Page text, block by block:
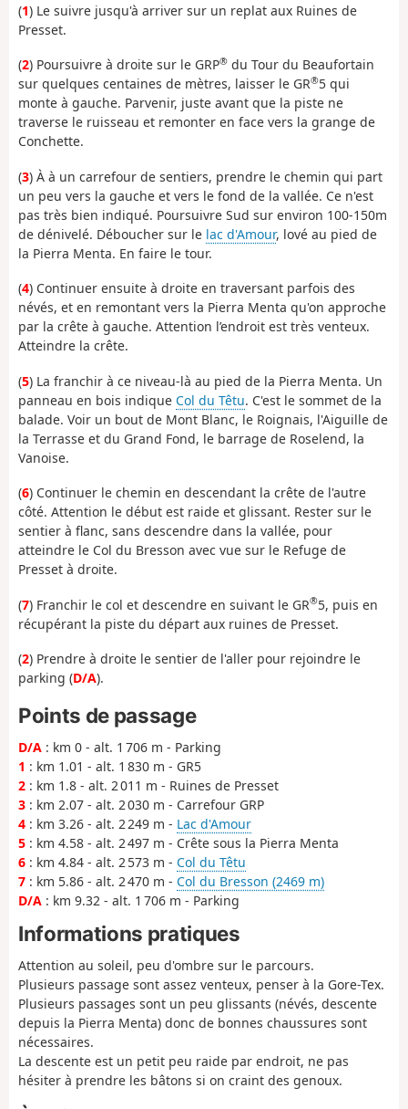
(1) Le suivre jusqu'à arriver sur un replat aux Ruines de
Presset.
(2) Poursuivre à droite sur le GRP® du Tour du Beaufortain
sur quelques centaines de mètres, laisser le GR®5 qui
monte à gauche. Parvenir, juste avant que la piste ne
traverse le ruisseau et remonter en face vers la grange de
Conchette.
(3) À à un carrefour de sentiers, prendre le chemin qui part
un peu vers la gauche et vers le fond de la vallée. Ce n'est
pas très bien indiqué. Poursuivre Sud sur environ 100-150m
de dénivelé. Déboucher sur le lac d'Amour, lové au pied de
la Pierra Menta. En faire le tour.
(4) Continuer ensuite à droite en traversant parfois des
névés, et en remontant vers la Pierra Menta qu'on approche
par la crête à gauche. Attention l’endroit est très venteux.
Atteindre la crête.
(5) La franchir à ce niveau-là au pied de la Pierra Menta. Un
panneau en bois indique Col du Têtu. C'est le sommet de la
balade. Voir un bout de Mont Blanc, le Roignais, l'Aiguille de
la Terrasse et du Grand Fond, le barrage de Roselend, la
Vanoise.
(6) Continuer le chemin en descendant la crête de l'autre
côté. Attention le début est raide et glissant. Rester sur le
sentier à flanc, sans descendre dans la vallée, pour
atteindre le Col du Bresson avec vue sur le Refuge de
Presset à droite.
(7) Franchir le col et descendre en suivant le GR®5, puis en
récupérant la piste du départ aux ruines de Presset.
(2) Prendre à droite le sentier de l'aller pour rejoindre le
parking (D/A).
Points de passage
D/A : km 0 - alt. 1 706 m - Parking
1 : km 1.01 - alt. 1 830 m - GR5
2 : km 1.8 - alt. 2 011 m - Ruines de Presset
3 : km 2.07 - alt. 2 030 m - Carrefour GRP
4 : km 3.26 - alt. 2 249 m - Lac d'Amour
5 : km 4.58 - alt. 2 497 m - Crête sous la Pierra Menta
6 : km 4.84 - alt. 2 573 m - Col du Têtu
7 : km 5.86 - alt. 2 470 m - Col du Bresson (2469 m)
D/A : km 9.32 - alt. 1 706 m - Parking
Informations pratiques
Attention au soleil, peu d'ombre sur le parcours.
Plusieurs passage sont assez venteux, penser à la Gore-Tex.
Plusieurs passages sont un peu glissants (névés, descente
depuis la Pierra Menta) donc de bonnes chaussures sont
nécessaires.
La descente est un petit peu raide par endroit, ne pas
hésiter à prendre les bâtons si on craint des genoux.